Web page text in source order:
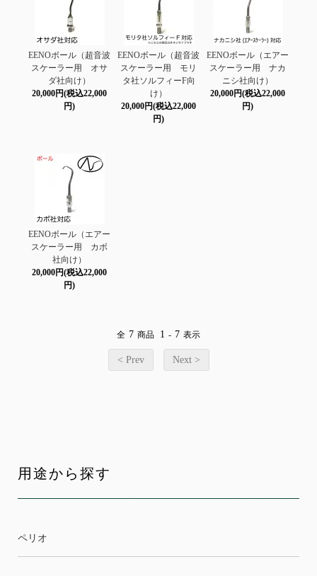
EENOボール（超音波
スケーラー用 オサ
ダ社向け）
20,000円(税込22,000
円)
EENOボール（超音波
スケーラー用 モリ
タ社ソルフィーF向
け）
20,000円(税込22,000
円)
EENOボール（エアー
スケーラー用 ナカ
ニシ社向け）
20,000円(税込22,000
円)
EENOボール（エアー
スケーラー用 カボ
社向け）
20,000円(税込22,000
円)
全 7 商品 1 - 7 表示
< Prev Next >
用途から探す
ペリオ